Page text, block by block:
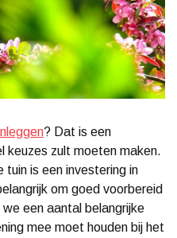
? Dat is een
keuzes zult moeten maken.
tuin is een investering in
om goed voorbereid
een aantal belangrijke
mee moet houden bij het